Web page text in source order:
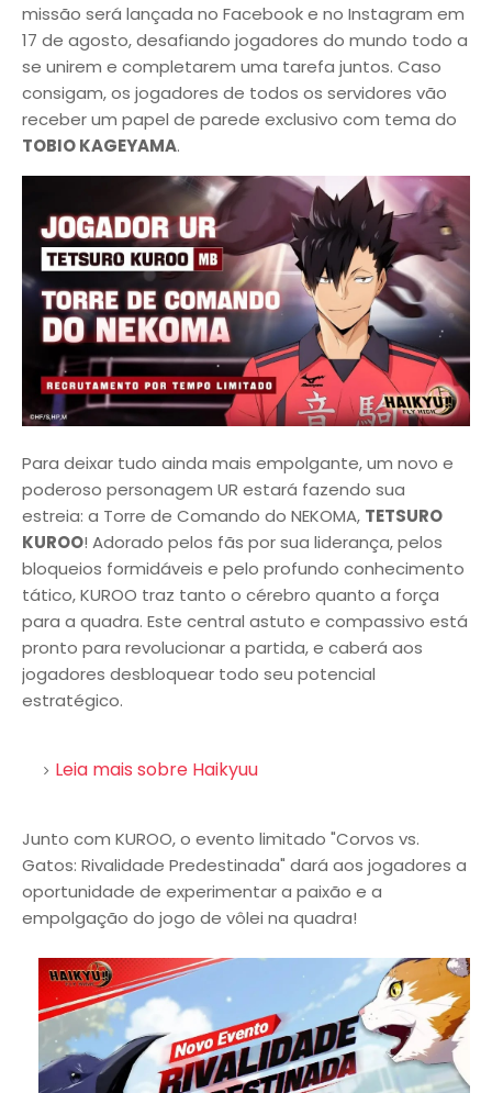
missão será lançada no Facebook e no Instagram em
17 de agosto, desafiando jogadores do mundo todo a
se unirem e completarem uma tarefa juntos. Caso
consigam, os jogadores de todos os servidores vão
receber um papel de parede exclusivo com tema do
TOBIO KAGEYAMA.
Para deixar tudo ainda mais empolgante, um novo e
poderoso personagem UR estará fazendo sua
estreia: a Torre de Comando do NEKOMA, TETSURO
KUROO! Adorado pelos fãs por sua liderança, pelos
bloqueios formidáveis e pelo profundo conhecimento
tático, KUROO traz tanto o cérebro quanto a força
para a quadra. Este central astuto e compassivo está
pronto para revolucionar a partida, e caberá aos
jogadores desbloquear todo seu potencial
estratégico.
Leia mais sobre Haikyuu
Junto com KUROO, o evento limitado "Corvos vs.
Gatos: Rivalidade Predestinada" dará aos jogadores a
oportunidade de experimentar a paixão e a
empolgação do jogo de vôlei na quadra!